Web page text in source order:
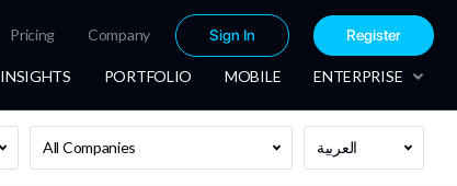
Pricing Company Sign In Register
INSIGHTS PORTFOLIO MOBILE ENTERPRISE
All Companies العربية